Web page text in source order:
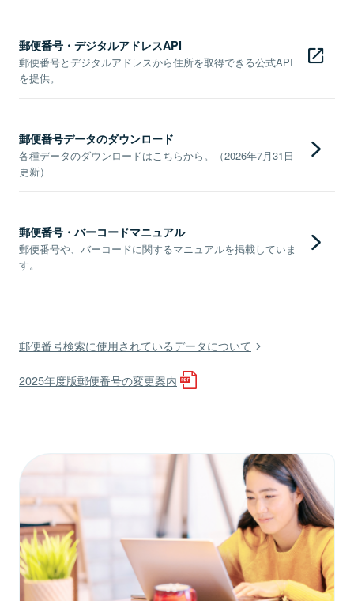
郵便番号・デジタルアドレスAPI
郵便番号とデジタルアドレスから住所を取得できる公式API
を提供。
郵便番号データのダウンロード
各種データのダウンロードはこちらから。（2026年7月31日
更新）
郵便番号・バーコードマニュアル
郵便番号や、バーコードに関するマニュアルを掲載していま
す。
郵便番号検索に使用されているデータについて
2025年度版郵便番号の変更案内